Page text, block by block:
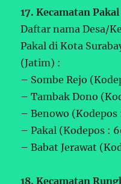
17. Kecamatan Pakal
Daftar nama Desa/
Pakal di Kota
(Jatim) :
– Sombe Rejo
– Tambak Dono
– Benowo (Kodepos
– Pakal (Kodepos :
– Babat Jerawat
18. Kecamatan